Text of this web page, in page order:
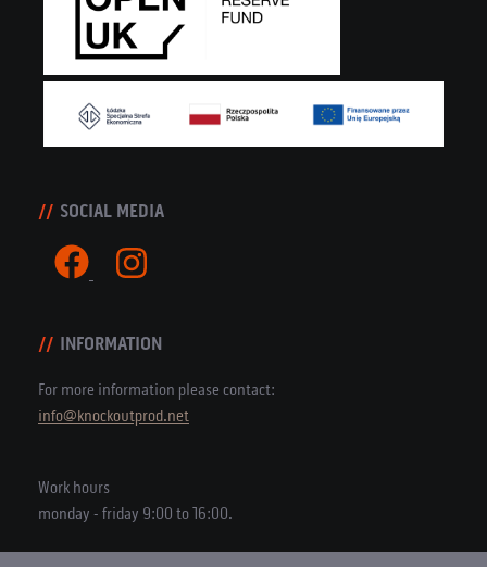
SOCIAL MEDIA
INFORMATION
For more information please contact:
info@knockoutprod.net
Work hours
monday - friday 9:00 to 16:00.